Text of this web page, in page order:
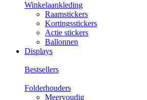
Winkelaankleding
Raamstickers
Kortingsstickers
Actie stickers
Ballonnen
Displays
Bestsellers
Folderhouders
Meervoudig